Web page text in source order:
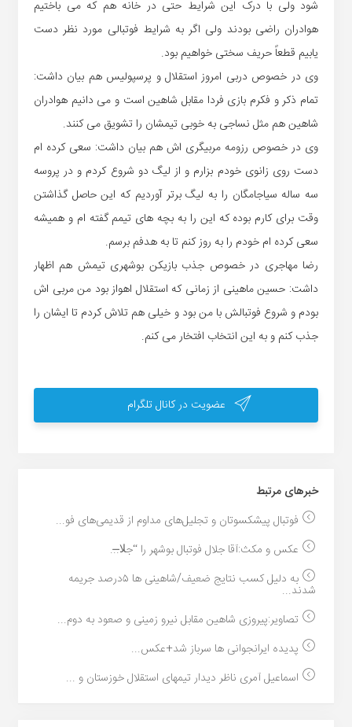
شود ولی با درک این شرایط حتی در خانه هم که می باختیم
هوادران راضی بودند ولی اگر به شرایط فوتبالی مورد نظر دست
یابیم قطعاً حریف سختی خواهیم بود.
وی در خصوص دربی امروز استقلال و پرسپولیس هم بیان داشت:
تمام ذکر و فکرم بازی فردا مقابل شاهین است و می دانیم هوادران
شاهین هم مثل نساجی به خوبی تیمشان را تشویق می کنند.
وی در خصوص رزومه مربیگری اش هم بیان داشت: سعی کرده ام
دست روی زانوی خودم بزارم و از لیگ دو شروع کردم و در پروسه
سه ساله سیاجامگان را به لیگ برتر آوردیم که این حاصل گذاشتن
وقت برای کارم بوده که این را به بچه های تیمم گفته ام و همیشه
سعی کرده ام خودم را به روز کنم تا به هدفم برسم.
رضا مهاجری در خصوص جذب بازیکن بوشهری تیمش هم اظهار
داشت: حسین ماهینی از زمانی که استقلال اهواز بود من مربی اش
بودم و شروع فوتبالش با من بود و خیلی هم تلاش کردم تا ایشان را
جذب کنم و به این انتخاب افتخار می کنم.
عضویت در کانال تلگرام
خبر‌های مرتبط
فوتبال پیشکسوتان و تجلیل‌های مداوم از قدیمی‌های فو...
عکس و مکث:آقا جلال فوتبال بوشهر را “جلا̶...
به دلیل کسب نتایج ضعیف/شاهینی ها ۵درصد جریمه
شدند...
تصاویر:پیروزی شاهین مقابل نیرو زمینی و صعود به دوم...
پدیده ایرانجوانی ها سرباز شد+عکس...
اسماعیل آمری ناظر دیدار تیمهای استقلال خوزستان و ...